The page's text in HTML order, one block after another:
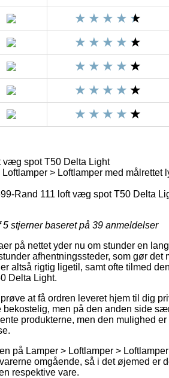
væg spot T50 Delta Light
Loftlamper > Loftlamper med målrettet
Rand 111 loft væg spot T50 Delta
5 stjerner baseret på 39 anmeldelser
på nettet yder nu om stunder en
afhentningssteder, som gør
altså rigtig ligetil, samt ofte tilmed
Delta Light.
at få ordren leveret hjem til dig
men på den anden side
produkterne, men den mulighed
på Lamper > Loftlamper >
omgående, så i det øjemed er
respektive vare.